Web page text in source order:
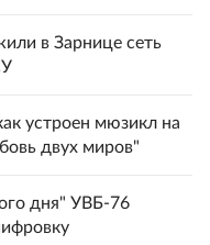
в Зарнице сеть
устроен мюзикл на
двух миров"
дня" УВБ-76